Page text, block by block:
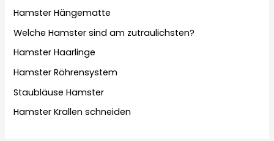
Hamster Hängematte
Welche Hamster sind am zutraulichsten?
Hamster Haarlinge
Hamster Röhrensystem
Staubläuse Hamster
Hamster Krallen schneiden